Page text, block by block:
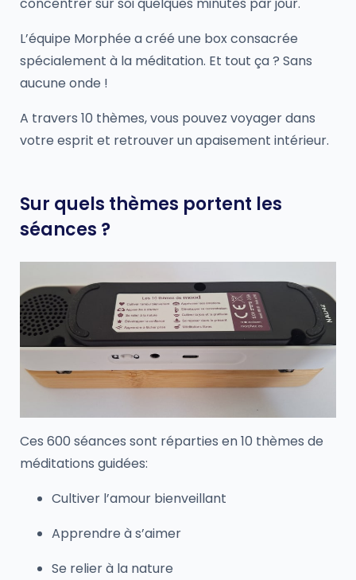
concentrer sur soi quelques minutes par jour.
L’équipe Morphée a créé une box consacrée
spécialement à la méditation. Et tout ça ? Sans
aucune onde !
A travers 10 thèmes, vous pouvez voyager dans
votre esprit et retrouver un apaisement intérieur.
Sur quels thèmes portent les
séances ?
Ces 600 séances sont réparties en 10 thèmes de
méditations guidées:
Cultiver l’amour bienveillant
Apprendre à s’aimer
Se relier à la nature